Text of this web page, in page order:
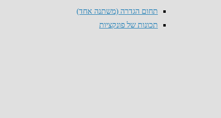
תחום הגדרה (משתנה אחד)
תכונות של פונקציות